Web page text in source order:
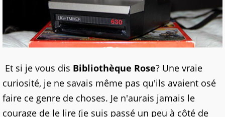
Et si je vous dis Bibliothèque Rose? Une vraie
curiosité, je ne savais même pas qu'ils avaient osé
faire ce genre de choses. Je n'aurais jamais le
courage de le lire (je suis passé un peu à côté de